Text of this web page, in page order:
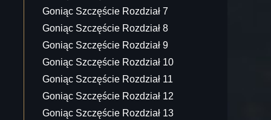
Goniąc Szczęście Rozdział 7
Goniąc Szczęście Rozdział 8
Goniąc Szczęście Rozdział 9
Goniąc Szczęście Rozdział 10
Goniąc Szczęście Rozdział 11
Goniąc Szczęście Rozdział 12
Goniąc Szczęście Rozdział 13